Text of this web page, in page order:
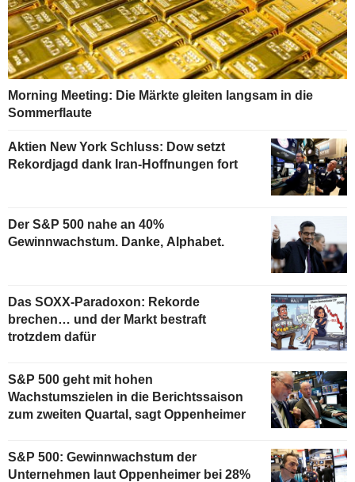
Morning Meeting: Die Märkte gleiten langsam in die
Sommerflaute
Aktien New York Schluss: Dow setzt
Rekordjagd dank Iran-Hoffnungen fort
Der S&P 500 nahe an 40%
Gewinnwachstum. Danke, Alphabet.
Das SOXX-Paradoxon: Rekorde
brechen… und der Markt bestraft
trotzdem dafür
S&P 500 geht mit hohen
Wachstumszielen in die Berichtssaison
zum zweiten Quartal, sagt Oppenheimer
S&P 500: Gewinnwachstum der
Unternehmen laut Oppenheimer bei 28%